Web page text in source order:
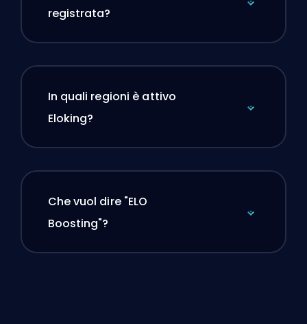
registrata?
In quali regioni è attivo
Eloking?
Che vuol dire "ELO
Boosting"?